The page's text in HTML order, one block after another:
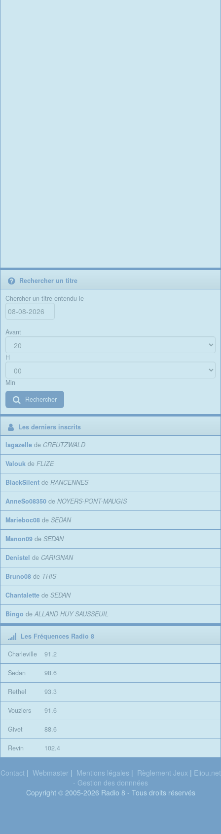
Rechercher un titre
Chercher un titre entendu le
Avant
H
Min
Rechercher
Les derniers inscrits
lagazelle de CREUTZWALD
Valouk de FLIZE
BlackSilent de RANCENNES
AnneSo08350 de NOYERS-PONT-MAUGIS
Marieboc08 de SEDAN
Manon09 de SEDAN
Denistel de CARIGNAN
Bruno08 de THIS
Chantalette de SEDAN
Bingo de ALLAND HUY SAUSSEUIL
Les Fréquences Radio 8
Charleville
91.2
Sedan 98.6
Rethel 93.3
Vouziers 91.6
Givet 88.6
Revin 102.4
Contact| Webmaster| Mentions légales | Règlement Jeux | Eliou.net
- Gestion des donnnées
Copyright © 2005-2026 Radio 8 - Tous droits réservés